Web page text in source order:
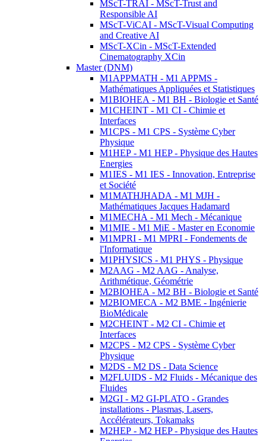
MScT-TRAI - MScT-Trust and
Responsible AI
MScT-ViCAI - MScT-Visual Computing
and Creative AI
MScT-XCin - MScT-Extended
Cinematography XCin
Master (DNM)
M1APPMATH - M1 APPMS -
Mathématiques Appliquées et Statistiques
M1BIOHEA - M1 BH - Biologie et Santé
M1CHEINT - M1 CI - Chimie et
Interfaces
M1CPS - M1 CPS - Système Cyber
Physique
M1HEP - M1 HEP - Physique des Hautes
Energies
M1IES - M1 IES - Innovation, Entreprise
et Société
M1MATHJHADA - M1 MJH -
Mathématiques Jacques Hadamard
M1MECHA - M1 Mech - Mécanique
M1MIE - M1 MiE - Master en Economie
M1MPRI - M1 MPRI - Fondements de
l'Informatique
M1PHYSICS - M1 PHYS - Physique
M2AAG - M2 AAG - Analyse,
Arithmétique, Géométrie
M2BIOHEA - M2 BH - Biologie et Santé
M2BIOMECA - M2 BME - Ingénierie
BioMédicale
M2CHEINT - M2 CI - Chimie et
Interfaces
M2CPS - M2 CPS - Système Cyber
Physique
M2DS - M2 DS - Data Science
M2FLUIDS - M2 Fluids - Mécanique des
Fluides
M2GI - M2 GI-PLATO - Grandes
installations - Plasmas, Lasers,
Accélérateurs, Tokamaks
M2HEP - M2 HEP - Physique des Hautes